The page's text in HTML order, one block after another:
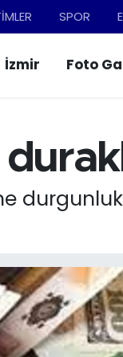
SPOR
İzmir Foto